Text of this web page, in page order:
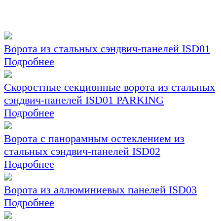
Ворота из стальных сэндвич-панелей ISD01
Подробнее
Скоростные секционные ворота из стальных
сэндвич-панелей ISD01 PARKING
Подробнее
Ворота с панорамным остеклением из
стальных сэндвич-панелей ISD02
Подробнее
Ворота из аллюминиевых панелей ISD03
Подробнее